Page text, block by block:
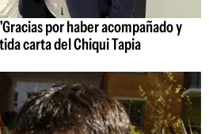
por haber acompañado y
carta del Chiqui Tapia